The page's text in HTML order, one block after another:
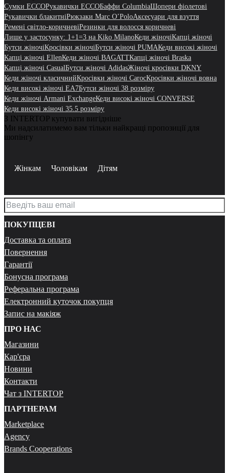
Сумки ECCOРукавички ECCOБаффи ColumbiaШопери фіолетові
Рукавички блакитніРюкзаки Marc O’PoloАксесуари для взуття
Ремені світло-коричневіРезинки для волосся коричневі
Лише у застосунку: 1+1=3 на Kiko MilanoКеди жіночіКапці жіночі
Бутси жіночіКросівки жіночіБутси жіночі PUMAКеди високі жіночі
Капці жіночі EllenКеди жіночі BAGATTКапці жіночі Braska
Капці жіночі CasualБутси жіночі AdidasЖіночі кросівки DKNY
Кеди жіночі класичнийКросівки жіночі CarocКросівки жіночі вовна
Кеди високі жіночі EA7Бутси жіночі 38 розміру
Кеди жіночі Armani ExchangeКеди високі жіночі CONVERSE
Кеди високі жіночі 35.5 розміру
З INTERTOP купувати вигідніше
Ми надсилатимемо вам тільки найкращі пропозиції для
шопінгу
Жінкам Чоловікам Дітям
ПОКУПЦЕВІ
Доставка та оплата
Повернення
Гарантії
Бонусна програма
Реферальна програма
Електронний куточок покупця
Запис на макіяж
ПРО НАС
Магазини
Кар'єра
Новини
Контакти
Чат з INTERTOP
ПАРТНЕРАМ
Marketplace
Agency
Brands Cooperations